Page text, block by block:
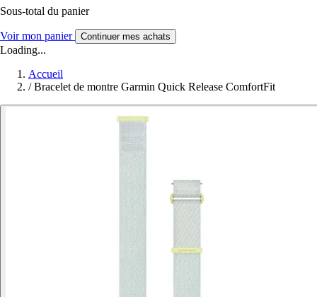
Sous-total du panier
Voir mon panier Continuer mes achats
Loading...
Accueil
/ Bracelet de montre Garmin Quick Release ComfortFit